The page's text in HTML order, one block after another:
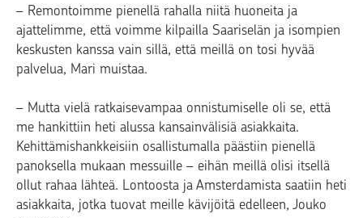
– Remontoimme pienellä rahalla niitä huoneita ja
ajattelimme, että voimme kilpailla Saariselän ja isompien
keskusten kanssa vain sillä, että meillä on tosi hyvää
palvelua, Mari muistaa.
– Mutta vielä ratkaisevampaa onnistumiselle oli se, että
me hankittiin heti alussa kansainvälisiä asiakkaita.
Kehittämishankkeisiin osallistumalla päästiin pienellä
panoksella mukaan messuille – eihän meillä olisi itsellä
ollut rahaa lähteä. Lontoosta ja Amsterdamista saatiin heti
asiakkaita, jotka tuovat meille kävijöitä edelleen, Jouko